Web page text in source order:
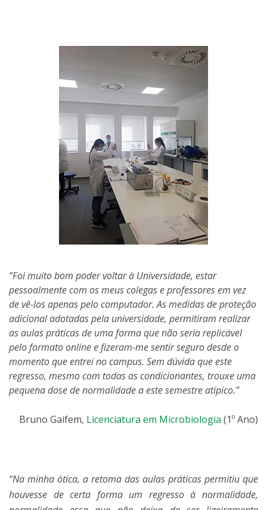
“Foi muito bom poder voltar à Universidade, estar
pessoalmente com os meus colegas e professores em vez
de vê-los apenas pelo computador. As medidas de proteção
adicional adotadas pela universidade, permitiram realizar
as aulas práticas de uma forma que não seria replicável
pelo formato online e fizeram-me sentir seguro desde o
momento que entrei no campus. Sem dúvida que este
regresso, mesmo com todas as condicionantes, trouxe uma
pequena dose de normalidade a este semestre atípico.”
Bruno Gaifem, Licenciatura em Microbiologia (1º Ano)
“Na minha ótica, a retoma das aulas práticas permitiu que
houvesse de certa forma um regresso à normalidade,